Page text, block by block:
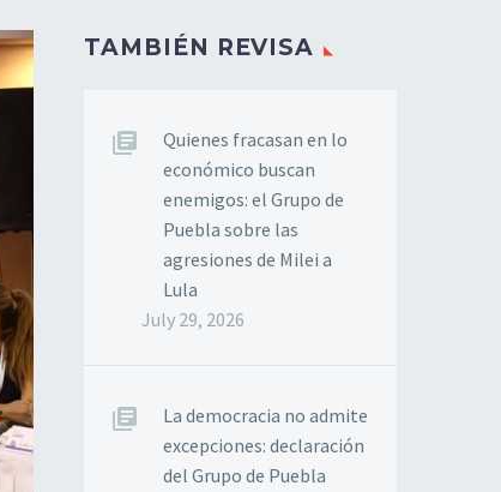
TAMBIÉN REVISA
Quienes fracasan en lo
económico buscan
enemigos: el Grupo de
Puebla sobre las
agresiones de Milei a
Lula
July 29, 2026
La democracia no admite
excepciones: declaración
del Grupo de Puebla